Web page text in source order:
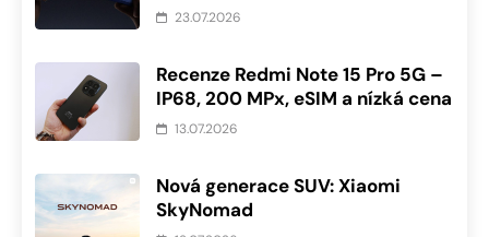
23.07.2026
Recenze Redmi Note 15 Pro 5G –
IP68, 200 MPx, eSIM a nízká cena
13.07.2026
Nová generace SUV: Xiaomi
SkyNomad